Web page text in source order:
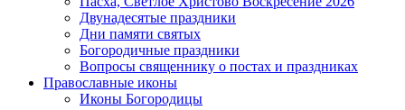
Двунадесятые праздники
Дни памяти святых
Богородичные праздники
Вопросы священнику о постах и праздниках
Православные иконы
Иконы Богородицы